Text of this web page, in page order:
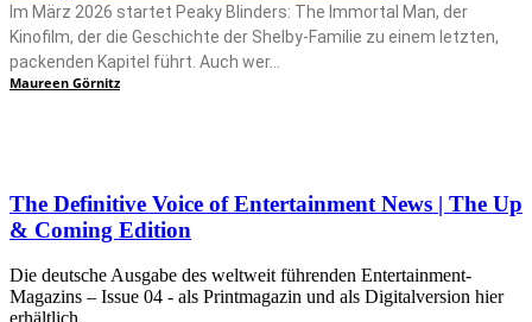
Im März 2026 startet Peaky Blinders: The Immortal Man, der
Kinofilm, der die Geschichte der Shelby-Familie zu einem letzten,
packenden Kapitel führt. Auch wer...
Maureen Görnitz
The Definitive Voice of Entertainment News | The Up
& Coming Edition
Die deutsche Ausgabe des weltweit führenden Entertainment-
Magazins – Issue 04 - als Printmagazin und als Digitalversion hier